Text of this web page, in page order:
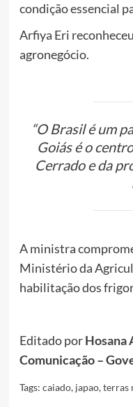
condição essencial
Arfiya Eri
agronegócio.
“O Brasil é um
Goiás é o
Cerrado e da
A ministra
Ministério da
habilitação dos
Editado porHosana
Comunicação –
Tags: caiado, japao,terras